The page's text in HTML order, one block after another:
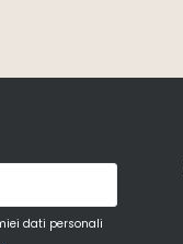
dati personali